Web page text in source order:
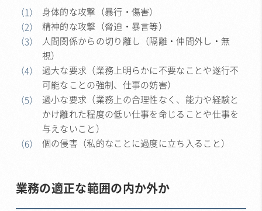
身体的な攻撃（暴行・傷害）
精神的な攻撃（脅迫・暴言等）
人間関係からの切り離し（隔離・仲間外し・無
視）
過大な要求（業務上明らかに不要なことや遂行不
可能なことの強制、仕事の妨害）
過小な要求（業務上の合理性なく、能力や経験と
かけ離れた程度の低い仕事を命じることや仕事を
与えないこと）
個の侵害（私的なことに過度に立ち入ること）
業務の適正な範囲の内か外か